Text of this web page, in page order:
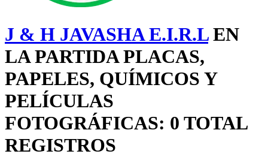
J & H JAVASHA E.I.R.LEN
LA PARTIDA PLACAS,
PAPELES, QUÍMICOS Y
PELÍCULAS
FOTOGRÁFICAS: 0 TOTAL
REGISTROS